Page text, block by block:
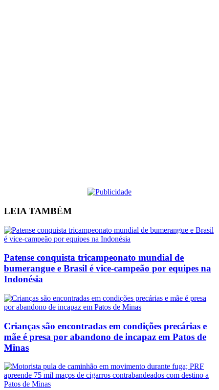
LEIA TAMBÉM
Patense conquista tricampeonato mundial de
bumerangue e Brasil é vice-campeão por equipes na
Indonésia
Crianças são encontradas em condições precárias e
mãe é presa por abandono de incapaz em Patos de
Minas